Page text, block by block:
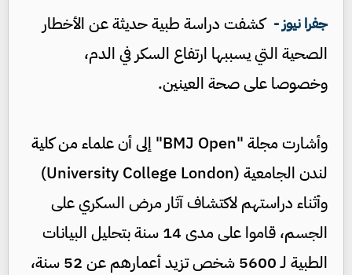
جفرا نيوز - كشفت دراسة طبية حديثة عن الأخطار
الصحية التي يسببها ارتفاع السكر في الدم،
وخصوصا على صحة العينين.
وأشارت مجلة "BMJ Open" إلى أن علماء من كلية
لندن الجامعية (University College London)
وأثناء دراستهم لاكتشاف آثار مرض السكري على
الجسم، قاموا على مدى 14 سنة بتحليل البيانات
الطبية لـ 5600 شخص تزيد أعمارهم عن 52 سنة،